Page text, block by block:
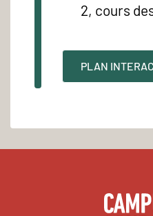
2, cours
PLAN